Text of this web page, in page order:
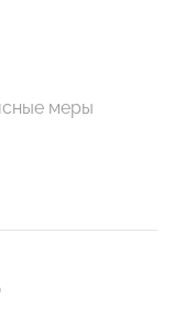
меры